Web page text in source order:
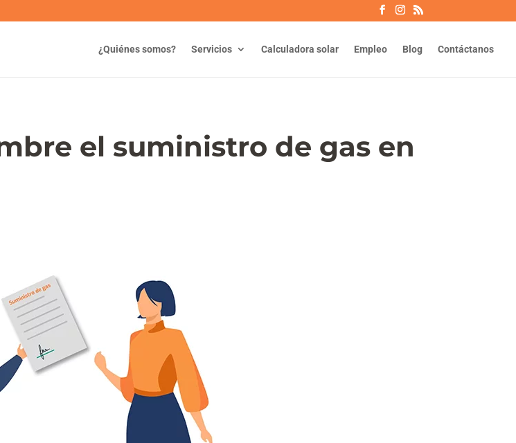
¿Quiénes somos? Servicios Calculadora solar Empleo Blog Contáctanos
el suministro de gas en